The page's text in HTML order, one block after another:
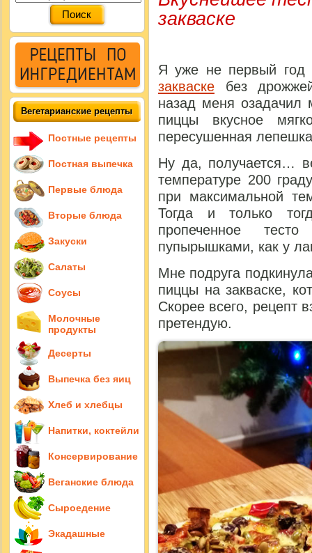
закваске
Я уже не первый
закваске без
назад меня озадачил
пиццы вкусное
пересушенная
Ну да, получается…
температуре 200
при максимальной
Тогда и только
пропеченное
пупырышками, как у
Мне подруга
пиццы на закваске,
Скорее всего, рецепт
претендую.
Вегетарианские рецепты
Постные рецепты
Постная выпечка
Первые блюда
Вторые блюда
Закуски
Салаты
Соусы
Молочные
продукты
Десерты
Выпечка без яиц
Хлеб и хлебцы
Напитки, коктейли
Консервирование
Веганские блюда
Сыроедение
Экадашные